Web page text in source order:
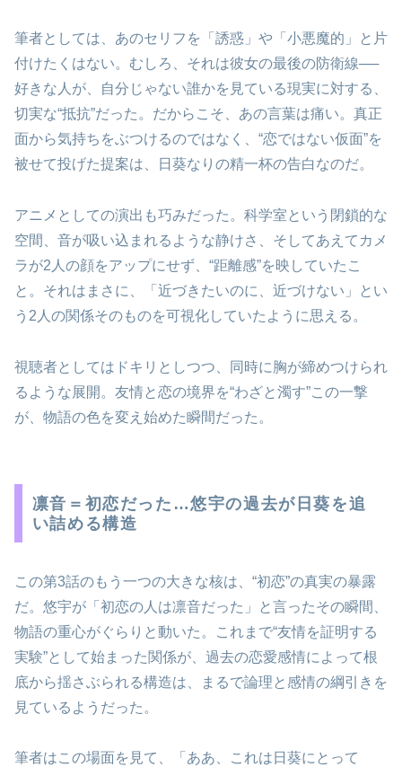
筆者としては、あのセリフを「誘惑」や「小悪魔的」と片
付けたくはない。むしろ、それは彼女の最後の防衛線──
好きな人が、自分じゃない誰かを見ている現実に対する、
切実な“抵抗”だった。だからこそ、あの言葉は痛い。真正
面から気持ちをぶつけるのではなく、“恋ではない仮面”を
被せて投げた提案は、日葵なりの精一杯の告白なのだ。
アニメとしての演出も巧みだった。科学室という閉鎖的な
空間、音が吸い込まれるような静けさ、そしてあえてカメ
ラが2人の顔をアップにせず、“距離感”を映していたこ
と。それはまさに、「近づきたいのに、近づけない」とい
う2人の関係そのものを可視化していたように思える。
視聴者としてはドキリとしつつ、同時に胸が締めつけられ
るような展開。友情と恋の境界を“わざと濁す”この一撃
が、物語の色を変え始めた瞬間だった。
凛音＝初恋だった…悠宇の過去が日葵を追
い詰める構造
この第3話のもう一つの大きな核は、“初恋”の真実の暴露
だ。悠宇が「初恋の人は凛音だった」と言ったその瞬間、
物語の重心がぐらりと動いた。これまで“友情を証明する
実験”として始まった関係が、過去の恋愛感情によって根
底から揺さぶられる構造は、まるで論理と感情の綱引きを
見ているようだった。
筆者はこの場面を見て、「ああ、これは日葵にとって